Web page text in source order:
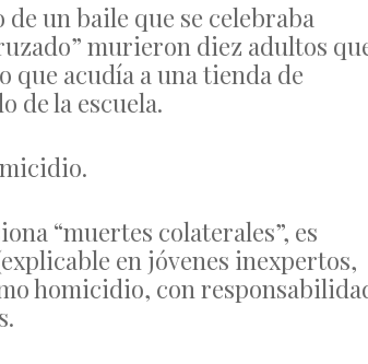
un baile que se celebraba
murieron diez adultos
que acudía a una tienda de
de la escuela.
“muertes colaterales”, es
en jóvenes inexpertos,
homicidio, con